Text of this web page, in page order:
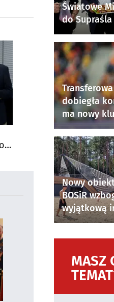
Światowe
do Supraśla
dobiegła
ma nowy
Nowy
BOSiR
wyjątkową
MASZ